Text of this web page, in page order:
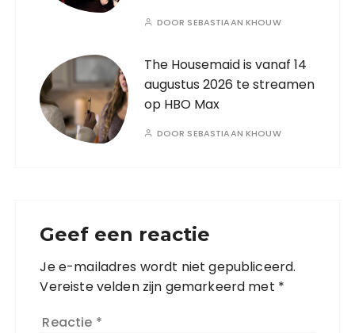
DOOR SEBASTIAAN KHOUW
The Housemaid is vanaf 14
augustus 2026 te streamen
op HBO Max
DOOR SEBASTIAAN KHOUW
Geef een reactie
Je e-mailadres wordt niet gepubliceerd.
Vereiste velden zijn gemarkeerd met *
Reactie *